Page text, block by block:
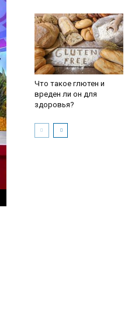
Что такое глютен и
вреден ли он для
здоровья?